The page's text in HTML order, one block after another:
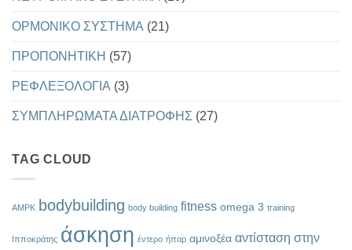
ΟΡΜΟΝΙΚΟ ΣΥΣΤΗΜΑ (21)
ΠΡΟΠΟΝΗΤΙΚΗ (57)
ΡΕΦΛΕΞΟΛΟΓΙΑ (3)
ΣΥΜΠΛΗΡΩΜΑΤΑ ΔΙΑΤΡΟΦΗΣ (27)
TAG CLOUD
AMPK bodybuilding body building fitness omega 3 training
Ιπποκράτης άσκηση έντερο ήπαρ αμινοξέα αντίσταση στην